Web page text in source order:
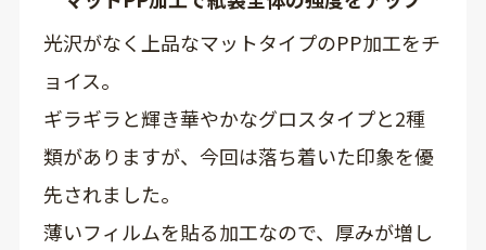
光沢がなく上品なマットタイプのPP加工をチ
ョイス。
ギラギラと輝き華やかなグロスタイプと2種
類がありますが、今回は落ち着いた印象を優
先されました。
薄いフィルムを貼る加工なので、厚みが増し